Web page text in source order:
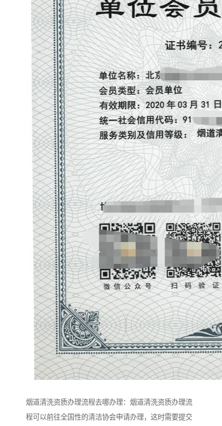
烟道清洗资质办理流程去哪办理：烟道清洗资质办理流
程可以前往全国性的清洁协会申请办理，这时需要提交